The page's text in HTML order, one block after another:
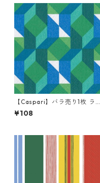
【Caspari】バラ売り1枚 ラン
チサイズ ペーパーナプキン C
OLOR THEORY ブルー
¥108